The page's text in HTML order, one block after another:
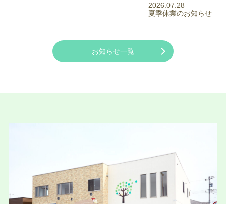
2026.07.28
夏季休業のお知らせ
お知らせ一覧